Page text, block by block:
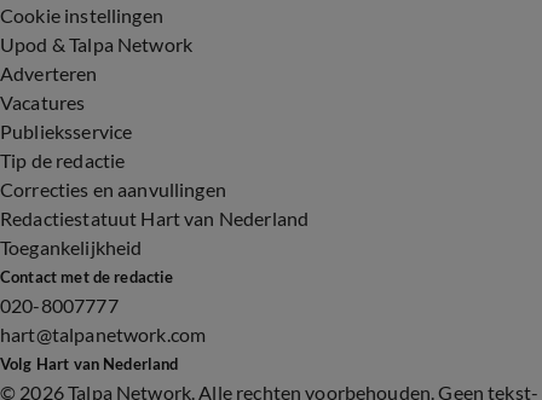
Cookie instellingen
Upod & Talpa Network
Adverteren
Vacatures
Publieksservice
Tip de redactie
Correcties en aanvullingen
Redactiestatuut Hart van Nederland
Toegankelijkheid
Contact met de redactie
020-8007777
hart@talpanetwork.com
Volg Hart van Nederland
© 2026 Talpa Network. Alle rechten voorbehouden. Geen tekst-